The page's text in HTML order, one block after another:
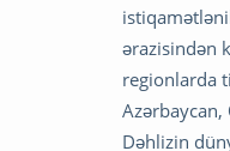
ərazisindən
regionlarda
Azərbaycan,
Dəhlizin